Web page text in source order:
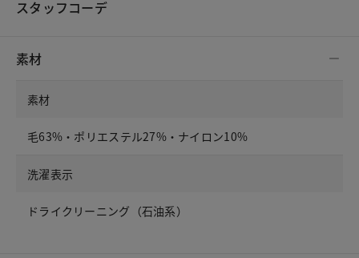
スタッフコーデ
素材
素材
毛63%・ポリエステル27%・ナイロン10%
洗濯表示
ドライクリーニング（石油系）